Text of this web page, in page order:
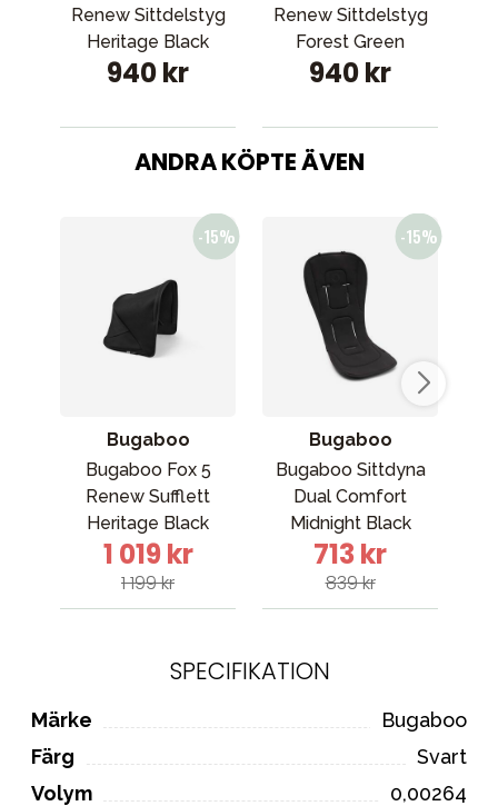
Renew Sittdelstyg
Heritage Black
940 kr
Renew Sittdelstyg
Forest Green
940 kr
ANDRA KÖPTE ÄVEN
Bugaboo
Bugaboo Fox 5
Renew Sufflett
Heritage Black
1 019 kr
1 199 kr
Bugaboo
Bugaboo Sittdyna
Dual Comfort
Midnight Black
713 kr
839 kr
SPECIFIKATION
Märke
Bugaboo
Färg
Svart
Volym
0,00264